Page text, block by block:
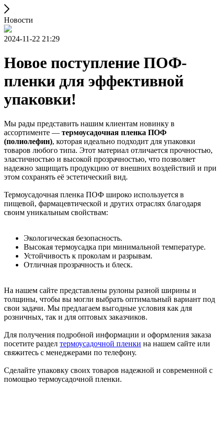
Новости
2024-11-22 21:29
Новое поступление ПОФ-
пленки для эффективной
упаковки!
Мы рады представить нашим клиентам новинку в
ассортименте — термоусадочная пленка ПОФ
(полиолефин), которая идеально подходит для упаковки
товаров любого типа. Этот материал отличается прочностью,
эластичностью и высокой прозрачностью, что позволяет
надежно защищать продукцию от внешних воздействий и при
этом сохранять её эстетический вид.
Термоусадочная пленка ПОФ широко используется в
пищевой, фармацевтической и других отраслях благодаря
своим уникальным свойствам:
Экологическая безопасность.
Высокая термоусадка при минимальной температуре.
Устойчивость к проколам и разрывам.
Отличная прозрачность и блеск.
На нашем сайте представлены рулоны разной ширины и
толщины, чтобы вы могли выбрать оптимальный вариант под
свои задачи. Мы предлагаем выгодные условия как для
розничных, так и для оптовых заказчиков.
Для получения подробной информации и оформления заказа
посетите раздел термоусадочной пленки на нашем сайте или
свяжитесь с менеджерами по телефону.
Сделайте упаковку своих товаров надежной и современной с
помощью термоусадочной пленки.